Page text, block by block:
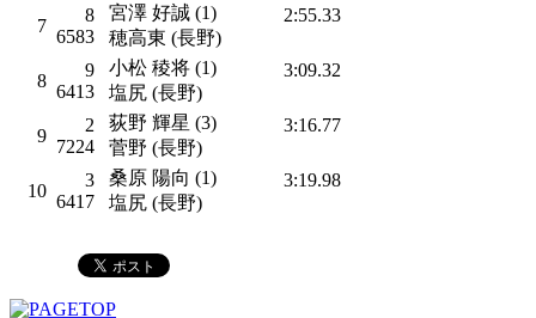
7
8
6583
宮澤 好誠 (1)
穂高東 (長野)
2:55.33
8
9
6413
小松 稜将 (1)
塩尻 (長野)
3:09.32
9
2
7224
荻野 輝星 (3)
菅野 (長野)
3:16.77
10
3
6417
桑原 陽向 (1)
塩尻 (長野)
3:19.98